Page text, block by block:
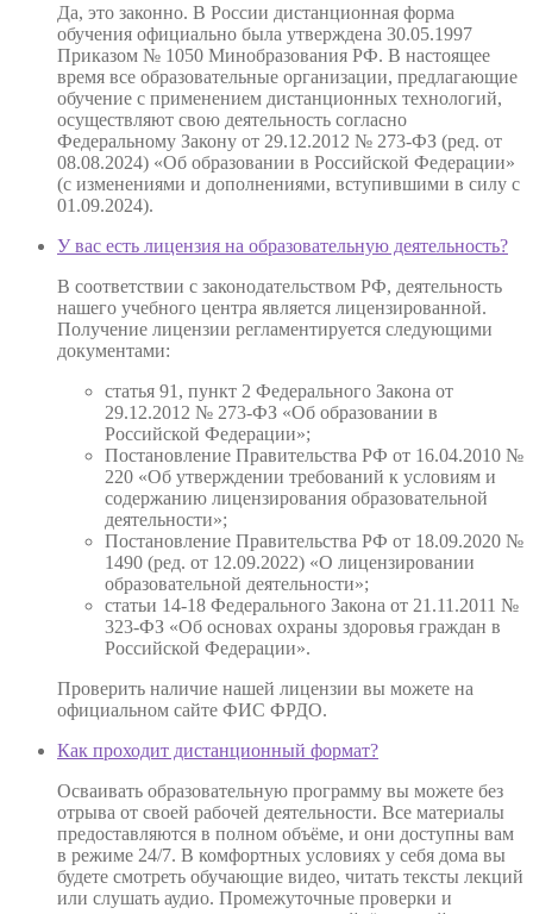
Да, это законно. В России дистанционная форма
обучения официально была утверждена 30.05.1997
Приказом № 1050 Минобразования РФ. В настоящее
время все образовательные организации, предлагающие
обучение с применением дистанционных технологий,
осуществляют свою деятельность согласно
Федеральному Закону от 29.12.2012 № 273-ФЗ (ред. от
08.08.2024) «Об образовании в Российской Федерации»
(с изменениями и дополнениями, вступившими в силу с
01.09.2024).
У вас есть лицензия на образовательную деятельность?
В соответствии с законодательством РФ, деятельность
нашего учебного центра является лицензированной.
Получение лицензии регламентируется следующими
документами:
статья 91, пункт 2 Федерального Закона от
29.12.2012 № 273-ФЗ «Об образовании в
Российской Федерации»;
Постановление Правительства РФ от 16.04.2010 №
220 «Об утверждении требований к условиям и
содержанию лицензирования образовательной
деятельности»;
Постановление Правительства РФ от 18.09.2020 №
1490 (ред. от 12.09.2022) «О лицензировании
образовательной деятельности»;
статьи 14-18 Федерального Закона от 21.11.2011 №
323-ФЗ «Об основах охраны здоровья граждан в
Российской Федерации».
Проверить наличие нашей лицензии вы можете на
официальном сайте ФИС ФРДО.
Как проходит дистанционный формат?
Осваивать образовательную программу вы можете без
отрыва от своей рабочей деятельности. Все материалы
предоставляются в полном объёме, и они доступны вам
в режиме 24/7. В комфортных условиях у себя дома вы
будете смотреть обучающие видео, читать тексты лекций
или слушать аудио. Промежуточные проверки и